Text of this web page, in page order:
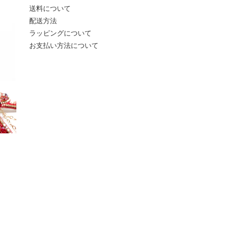
送料について
配送方法
ラッピングについて
お支払い方法について